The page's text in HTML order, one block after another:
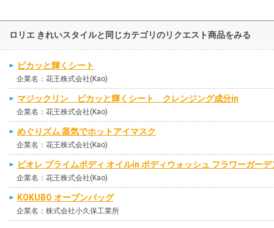
ロリエ きれいスタイルと同じカテゴリのリクエスト商品をみる
ピカッと輝くシート
企業名：花王株式会社(Kao)
マジックリン ピカッと輝くシート クレンジング成分in
企業名：花王株式会社(Kao)
めぐりズム 蒸気でホットアイマスク
企業名：花王株式会社(Kao)
ビオレ プライムボディ オイルin ボディウォッシュ フラワーガー
企業名：花王株式会社(Kao)
KOKUBO オーブンバッグ
企業名：株式会社小久保工業所